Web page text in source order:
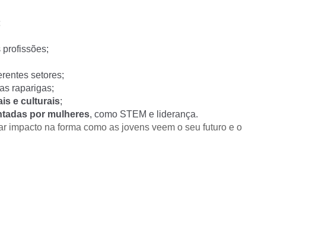
setores;
raparigas;
e culturais;
por mulheres, como STEM e liderança.
impacto na forma como as jovens veem o seu futuro e o